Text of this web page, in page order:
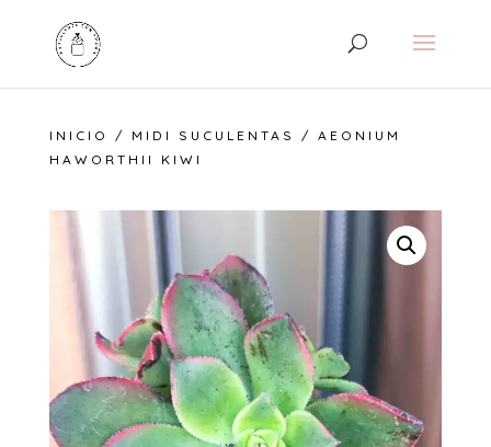
INICIO / MIDI SUCULENTAS
/ AEONIUM
HAWORTHII KIWI